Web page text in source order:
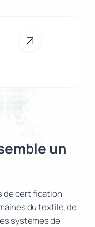
un
de certification,
du textile, de
systèmes de